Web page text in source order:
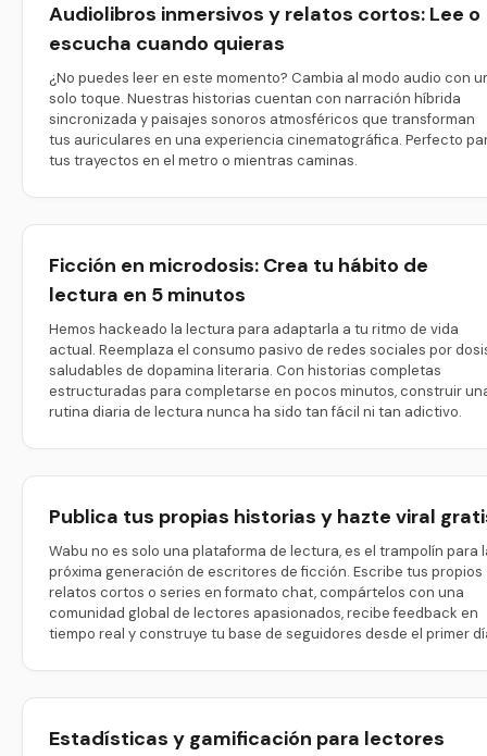
Audiolibros inmersivos y relatos cortos: Lee o
escucha cuando quieras
¿No puedes leer en este momento? Cambia al modo audio con
solo toque. Nuestras historias cuentan con narración híbrida
sincronizada y paisajes sonoros atmosféricos que transforman
tus auriculares en una experiencia cinematográfica. Perfecto
tus trayectos en el metro o mientras caminas.
Ficción en microdosis: Crea tu hábito de
lectura en 5 minutos
Hemos hackeado la lectura para adaptarla a tu ritmo de vida
actual. Reemplaza el consumo pasivo de redes sociales por
saludables de dopamina literaria. Con historias completas
estructuradas para completarse en pocos minutos, construir
rutina diaria de lectura nunca ha sido tan fácil ni tan adictivo.
Publica tus propias historias y hazte viral
Wabu no es solo una plataforma de lectura, es el trampolín para
próxima generación de escritores de ficción. Escribe tus propios
relatos cortos o series en formato chat, compártelos con una
comunidad global de lectores apasionados, recibe feedback en
tiempo real y construye tu base de seguidores desde el primer
Estadísticas y gamificación para lectores